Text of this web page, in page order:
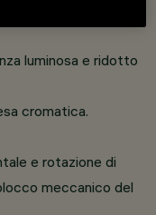
luminosa e ridotto
cromatica.
e rotazione di
meccanico del